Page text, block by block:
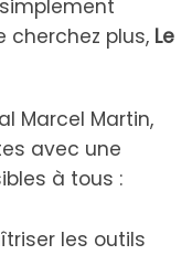
cherchez plus, Le
Marcel Martin,
avec une
à tous :
les outils